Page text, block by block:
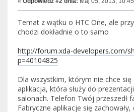
Temat z wątku o HTC One, ale
chodzi dokładnie o to samo
http://forum.xda-developers.com/
p=40104825
Dla wszystkim, którym nie chce się
aplikacja, która służy do
salonach. Telefon Twój przeszedł
Fabryczne aplikacje się